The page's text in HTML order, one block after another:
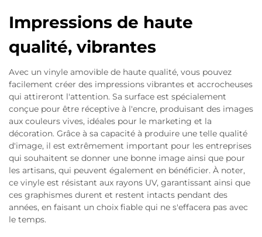
Impressions de haute
qualité, vibrantes
Avec un vinyle amovible de haute qualité, vous pouvez
facilement créer des impressions vibrantes et accrocheuses
qui attireront l'attention. Sa surface est spécialement
conçue pour être réceptive à l'encre, produisant des images
aux couleurs vives, idéales pour le marketing et la
décoration. Grâce à sa capacité à produire une telle qualité
d'image, il est extrêmement important pour les entreprises
qui souhaitent se donner une bonne image ainsi que pour
les artisans, qui peuvent également en bénéficier. À noter,
ce vinyle est résistant aux rayons UV, garantissant ainsi que
ces graphismes durent et restent intacts pendant des
années, en faisant un choix fiable qui ne s'effacera pas avec
le temps.